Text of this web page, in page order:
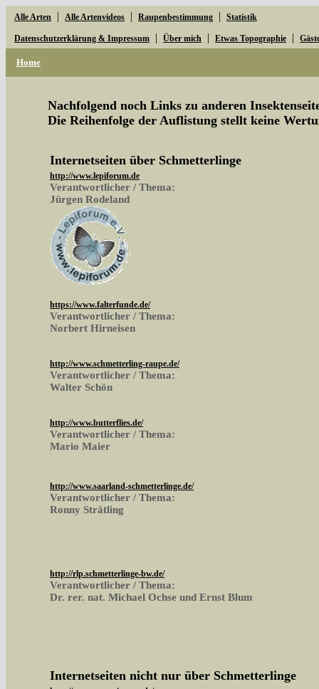
Alle Arten | Alle Artenvideos | Raupenbestimmung | Statistik
Datenschutzerklärung & Impressum | Über mich | Etwas Topographie |
Home
Nachfolgend noch Links zu anderen
Die Reihenfolge der Auflistung stellt keine
Internetseiten über Schmetterlinge
http://www.lepiforum.de
Verantwortlicher / Thema:
Jürgen Rodeland
https://www.falterfunde.de/
Verantwortlicher / Thema:
Norbert Hirneisen
http://www.schmetterling-raupe.de/
Verantwortlicher / Thema:
Walter Schön
http://www.butterflies.de/
Verantwortlicher / Thema:
Mario Maier
http://www.saarland-schmetterlinge.de/
Verantwortlicher / Thema:
Ronny Strätling
http://rlp.schmetterlinge-bw.de/
Verantwortlicher / Thema:
Dr. rer. nat. Michael Ochse und Ernst Blum
Internetseiten nicht nur über Schmetterlinge